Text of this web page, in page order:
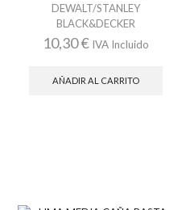
DEWALT/STANLEY
BLACK&DECKER
10,30€ IVA Incluido
AÑADIR AL CARRITO